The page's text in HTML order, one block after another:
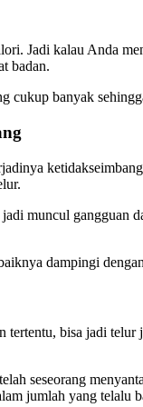
Jadi kalau Anda
badan.
cukup banyak
muncul gangguan
dampingi
tertentu, bisa jadi
seseorang
jumlah yang telalu